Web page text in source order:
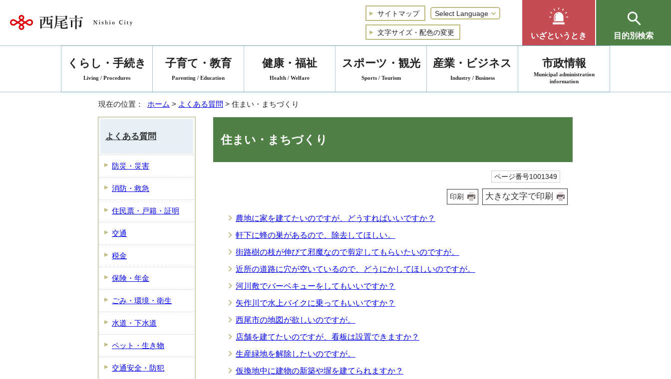
サイトマップ
文字サイズ・配色の変更 いざというとき 目的別検索
くらし・手続き
Living / Procedures
子育て・教育
Parenting / Education
健康・福祉
Health / Welfare
スポーツ・観光
Sports / Tourism
産業・ビジネス
Industry / Business
市政情報
Municipal administration
information
現在の位置： ホーム > よくある質問 > 住まい・まちづくり
住まい・まちづくり
ページ番号1001349
印刷 大きな文字で印刷
農地に家を建てたいのですが、どうすればいいですか？
軒下に蜂の巣があるので、除去してほしい。
街路樹の枝が伸びて邪魔なので剪定してもらいたいのですが。
近所の道路に穴が空いているので、どうにかしてほしいのですが。
河川敷でバーベキューをしてもいいですか？
矢作川で水上バイクに乗ってもいいですか？
西尾市の地図が欲しいのですが。
店舗を建てたいのですが、看板は設置できますか？
生産緑地を解除したいのですが。
仮換地中に建物の新築や塀を建てられますか？
よくある質問
防災・災害
消防・救急
住民票・戸籍・証明
交通
税金
保険・年金
ごみ・環境・衛生
水道・下水道
ペット・生き物
交通安全・防犯